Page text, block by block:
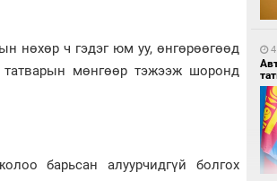
нөхөр ч гэдэг юм уу, өнгөрөөгөөд
мөнгөөр тэжээж шоронд
барьсан алуурчидгүй болгох